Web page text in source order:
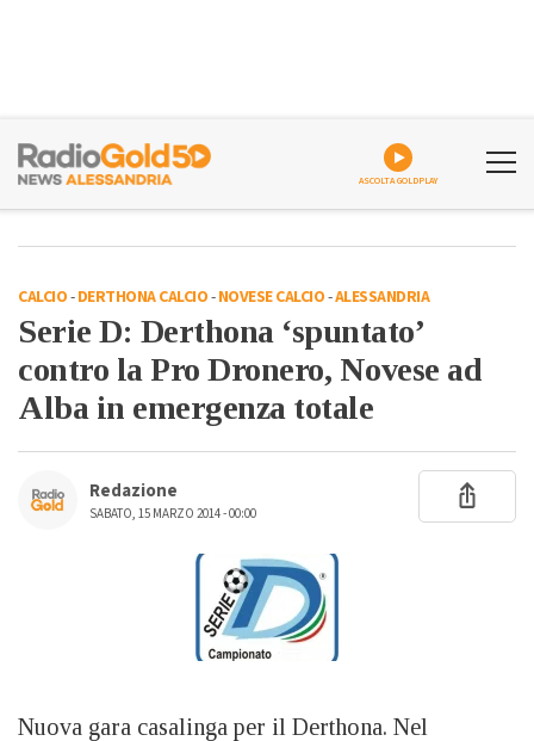
ASCOLTA GOLDPLAY
CALCIO-DERTHONA CALCIO-NOVESE CALCIO-ALESSANDRIA
Serie D: Derthona ‘spuntato’
contro la Pro Dronero, Novese ad
Alba in emergenza totale
Redazione
SABATO, 15 MARZO 2014 - 00:00
Nuova gara casalinga per il Derthona. Nel